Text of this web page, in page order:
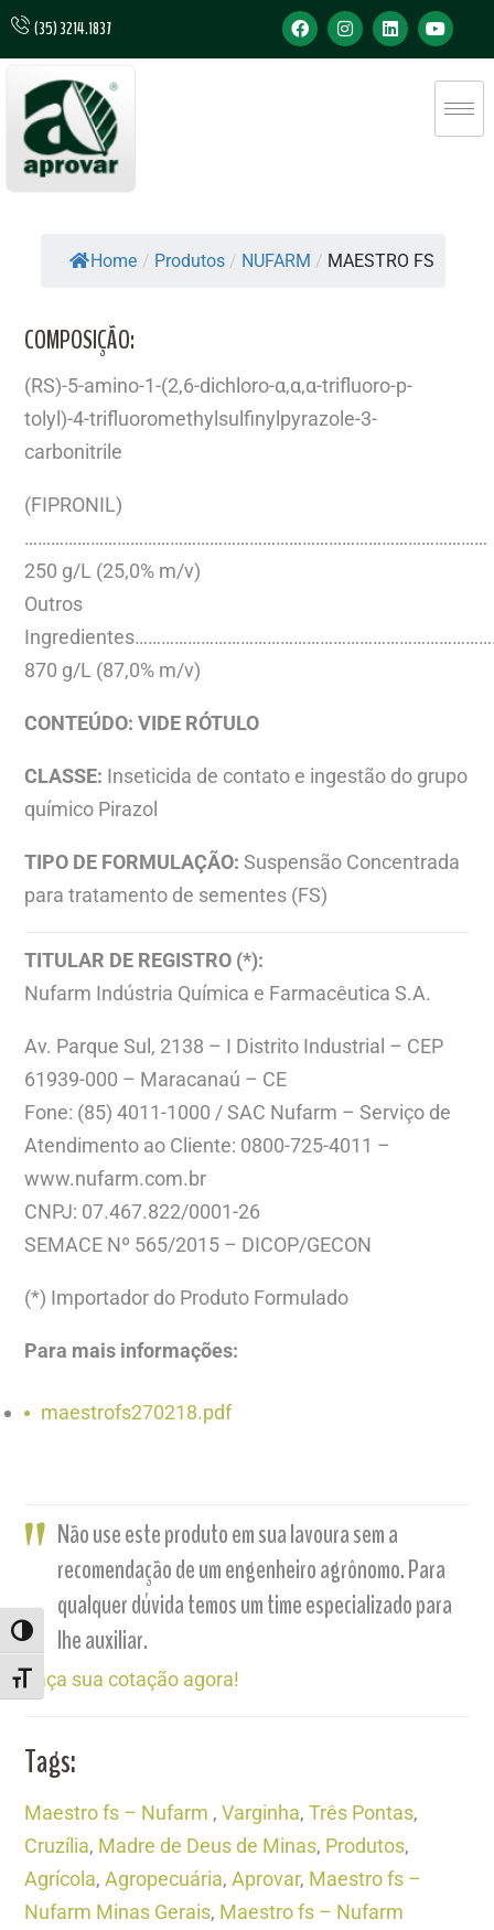
ALTERNAR ALTO CONTRASTE
ALTERNAR TAMANHO DA FONTE
(35) 3214.1837
Home / Produtos / NUFARM / MAESTRO FS
COMPOSIÇÃO:
(RS)-5-amino-1-(2,6-dichloro-α,α,α-trifluoro-p-
tolyl)-4-trifluoromethylsulfinylpyrazole-3-
carbonitrile
(FIPRONIL)
……………………………………………………………………………………………
250 g/L (25,0% m/v)
Outros
870 g/L (87,0% m/v)
CONTEÚDO: VIDE RÓTULO
CLASSE: Inseticida de contato e ingestão do grupo
químico Pirazol
TIPO DE FORMULAÇÃO: Suspensão Concentrada
para tratamento de sementes (FS)
TITULAR DE REGISTRO (*):
Nufarm Indústria Química e Farmacêutica S.A.
Av. Parque Sul, 2138 – I Distrito Industrial – CEP
61939-000 – Maracanaú – CE
Fone: (85) 4011-1000 / SAC Nufarm – Serviço de
Atendimento ao Cliente: 0800-725-4011 –
www.nufarm.com.br
CNPJ: 07.467.822/0001-26
SEMACE Nº 565/2015 – DICOP/GECON
(*) Importador do Produto Formulado
Para mais informações:
maestrofs270218.pdf
Não use este produto em sua lavoura sem a
recomendação de um engenheiro agrônomo. Para
qualquer dúvida temos um time especializado para
lhe auxiliar.
Faça sua cotação agora!
Tags:
Maestro fs – Nufarm ,Varginha,Três Pontas,
Cruzília, Madre de Deus de Minas, Produtos,
Agrícola,Agropecuária,Aprovar, Maestro fs –
Nufarm Minas Gerais, Maestro fs – Nufarm